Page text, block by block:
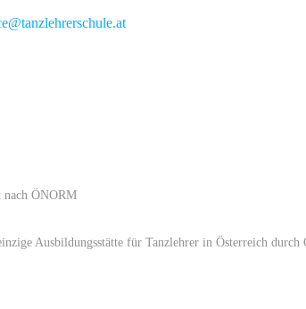
ÖNORM
Ausbildungsstätte für Tanzlehrer in Österreich durch